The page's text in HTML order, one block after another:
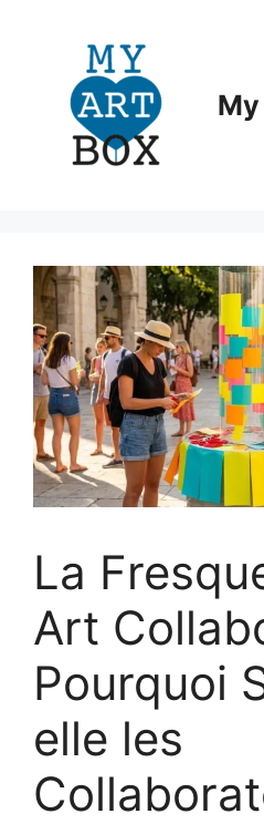
La
Art
Pourquoi
elle les